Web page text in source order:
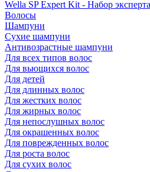
Wella SP Expert Kit - Набор эксперта
Волосы
Шампуни
Сухие шампуни
Антивозрастные шампуни
Для всех типов волос
Для вьющихся волос
Для детей
Для длинных волос
Для жестких волос
Для жирных волос
Для непослушных волос
Для окрашенных волос
Для поврежденных волос
Для роста волос
Для сухих волос